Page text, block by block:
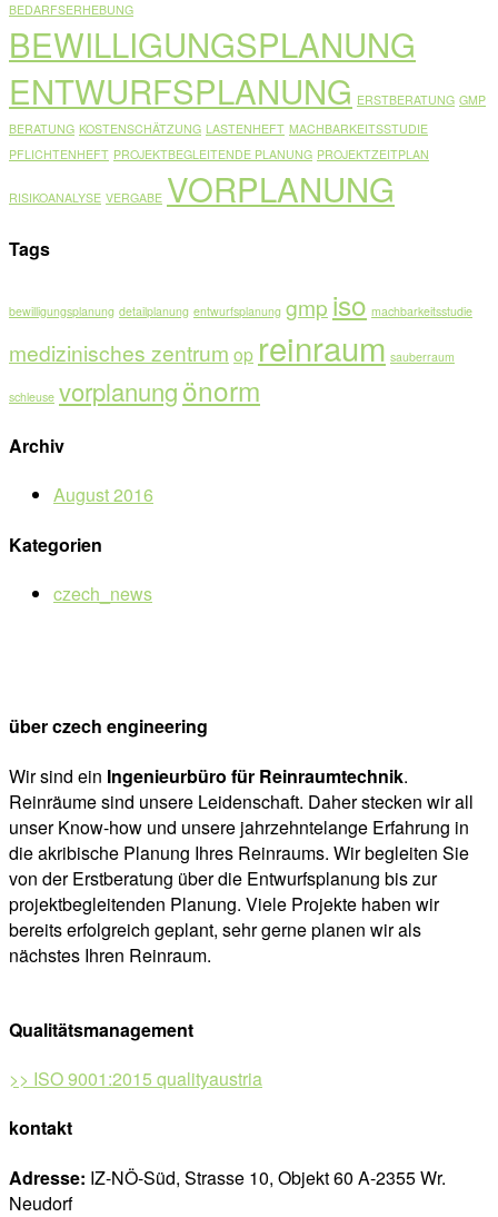
BEDARFSERHEBUNG
BEWILLIGUNGSPLANUNG
ENTWURFSPLANUNG ERSTBERATUNG GMP
BERATUNG KOSTENSCHÄTZUNG LASTENHEFT MACHBARKEITSSTUDIE
PFLICHTENHEFT PROJEKTBEGLEITENDE PLANUNG PROJEKTZEITPLAN
RISIKOANALYSE VERGABE VORPLANUNG
Tags
bewilligungsplanung detailplanung entwurfsplanung gmp iso machbarkeitsstudie
medizinisches zentrum op reinraum sauberraum
schleuse vorplanungönorm
Archiv
August 2016
Kategorien
czech_news
über czech engineering
Wir sind ein Ingenieurbüro für Reinraumtechnik.
Reinräume sind unsere Leidenschaft. Daher stecken wir all
unser Know-how und unsere jahrzehntelange Erfahrung in
die akribische Planung Ihres Reinraums. Wir begleiten Sie
von der Erstberatung über die Entwurfsplanung bis zur
projektbegleitenden Planung. Viele Projekte haben wir
bereits erfolgreich geplant, sehr gerne planen wir als
nächstes Ihren Reinraum.
Qualitätsmanagement
>> ISO 9001:2015 qualityaustria
kontakt
Adresse: IZ-NÖ-Süd, Strasse 10, Objekt 60 A-2355 Wr.
Neudorf